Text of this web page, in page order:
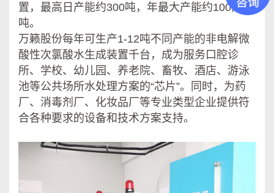
置，最高日产能约300吨，年最大产能约100,000
吨。
万籁股份每年可生产1-12吨不同产能的非电解微
酸性次氯酸水生成装置千台，成为服务口腔诊
所、学校、幼儿园、养老院、畜牧、酒店、游泳
池等公共场所水处理方案的“芯片”。同时，为药
厂、消毒剂厂、化妆品厂等专业类型企业提供符
合各种要求的设备和技术方案支持。